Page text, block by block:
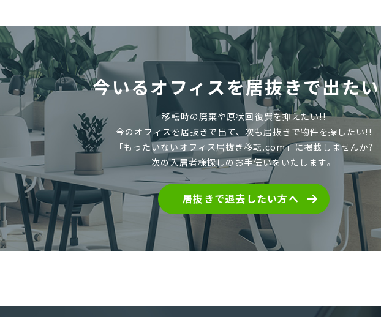
今いるオフィスを居抜きで出た
移転時の廃棄や原状回復費を抑えたい!!
今のオフィスを居抜きで出て、 次も居抜きで物件を探したい!!
「もったいないオフィス居抜き移転.com」に掲載しませんか?
次の入居者様探しのお手伝いをいたします。
居抜きで退去したい方へ